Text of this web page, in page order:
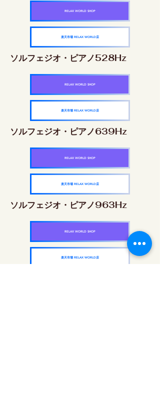
RELAX WORLD SHOP
楽天市場 RELAX WORLD店
ソルフェジオ・ピアノ528Hz
RELAX WORLD SHOP
楽天市場 RELAX WORLD店
ソルフェジオ・ピアノ639Hz
RELAX WORLD SHOP
楽天市場 RELAX WORLD店
ソルフェジオ・ピアノ963Hz
RELAX WORLD SHOP
楽天市場 RELAX WORLD店